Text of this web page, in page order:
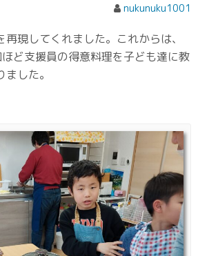
nukunuku1001
現してくれました。これからは、
ど支援員の得意料理を子ども達に教
した。